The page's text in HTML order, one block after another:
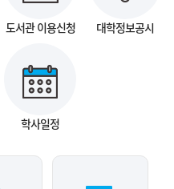
도서관 이용신청 대학정보공시
학사일정